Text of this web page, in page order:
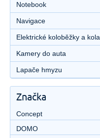
Notebook
Navigace
Elektrické koloběžky a kola
Kamery do auta
Lapače hmyzu
Značka
Concept
DOMO